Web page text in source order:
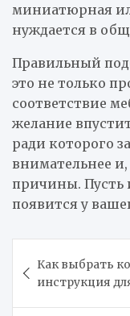
миниатюрная
нуждается в
Правильный
это не только
соответствие
желание
ради которого
внимательнее
причины. Пусть
появится у
по
записям
Как выбрать
инструкция